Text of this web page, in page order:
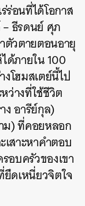
ร่อนที่ได้โอกาส
– ธีรดนย์ ศุภ
วตายตอนอายุ
ด้ภายใน 100
โฮมสเตย์นี้ไป
ว่างที่ใช้ชีวิต
ง อารีย์กุล)
ม) ที่คอยหลอก
สาะหาคำตอบ
อบครัวของเขา
ดเหนี่ยวจิตใจ